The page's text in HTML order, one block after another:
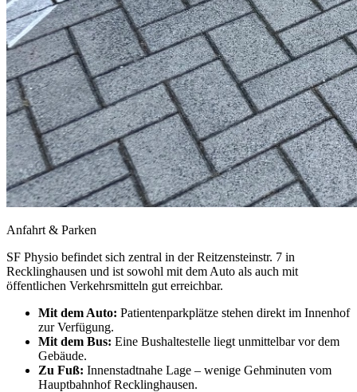
Anfahrt & Parken
SF Physio befindet sich zentral in der Reitzensteinstr. 7 in
Recklinghausen und ist sowohl mit dem Auto als auch mit
öffentlichen Verkehrsmitteln gut erreichbar.
Mit dem Auto: Patientenparkplätze stehen direkt im Innenhof
zur Verfügung.
Mit dem Bus: Eine Bushaltestelle liegt unmittelbar vor dem
Gebäude.
Zu Fuß: Innenstadtnahe Lage – wenige Gehminuten vom
Hauptbahnhof Recklinghausen.